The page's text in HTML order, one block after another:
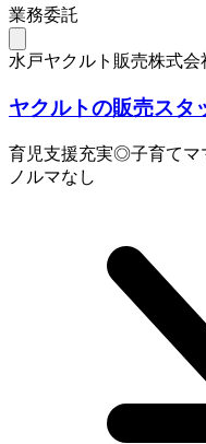
業務委託
水戸ヤクルト販売株式会
ヤクルトの販売スタ
育児支援充実◎子育てマ
ノルマなし